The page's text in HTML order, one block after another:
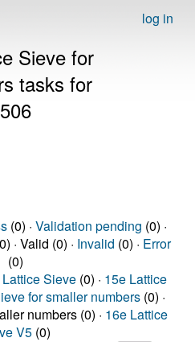
log in
Sieve for
tasks for
(0) · Validation pending (0) ·
· Valid (0) · Invalid (0) · Error
(0)
Sieve (0) · 15e Lattice
for smaller numbers (0) ·
numbers (0) · 16e Lattice
V5 (0)